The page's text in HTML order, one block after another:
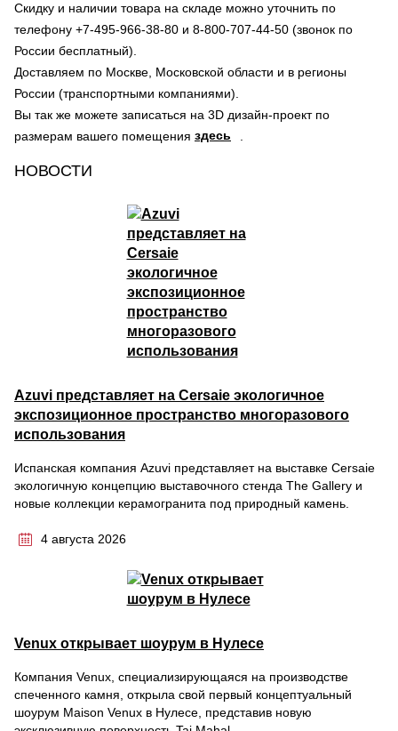
Скидку и наличии товара на складе можно уточнить по
телефону +7-495-966-38-80 и 8-800-707-44-50 (звонок по
России бесплатный).
Доставляем по Москве, Московской области и в регионы
России (транспортными компаниями).
Вы так же можете записаться на 3D дизайн-проект по
размерам вашего помещения здесь
НОВОСТИ
Azuvi представляет на Cersaie экологичное
экспозиционное пространство многоразового
использования
Испанская компания Azuvi представляет на выставке Cersaie
экологичную концепцию выставочного стенда The Gallery и
новые коллекции керамогранита под природный камень.
4 августа 2026
Venux открывает шоурум в Нулесе
Компания Venux, специализирующаяся на производстве
спеченного камня, открыла свой первый концептуальный
шоурум Maison Venux в Нулесе, представив новую